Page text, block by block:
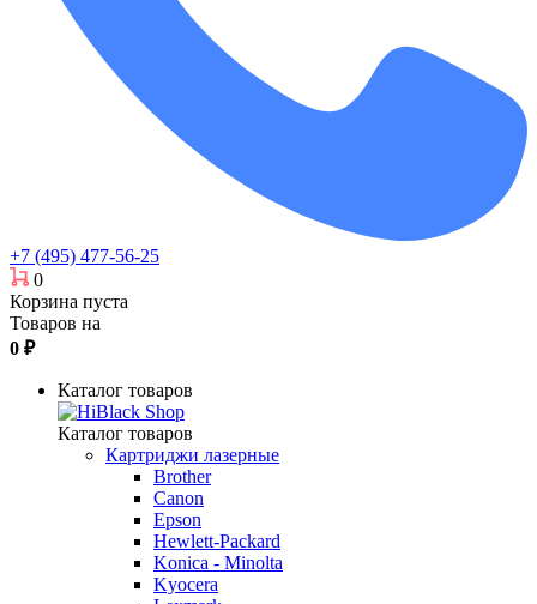
+7 (495) 477-56-25
0
Корзина пуста
Товаров на
0 ₽
Каталог товаров
Каталог товаров
Картриджи лазерные
Brother
Canon
Epson
Hewlett-Packard
Konica - Minolta
Kyocera